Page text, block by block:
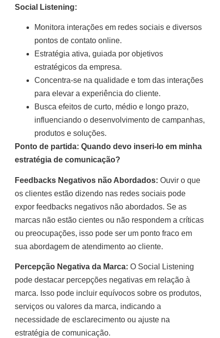
Social Listening:
Monitora interações em redes sociais e diversos
pontos de contato online.
Estratégia ativa, guiada por objetivos
estratégicos da empresa.
Concentra-se na qualidade e tom das interações
para elevar a experiência do cliente.
Busca efeitos de curto, médio e longo prazo,
influenciando o desenvolvimento de campanhas,
produtos e soluções.
Ponto de partida: Quando devo inseri-lo em minha
estratégia de comunicação?
Feedbacks Negativos não Abordados: Ouvir o que
os clientes estão dizendo nas redes sociais pode
expor feedbacks negativos não abordados. Se as
marcas não estão cientes ou não respondem a críticas
ou preocupações, isso pode ser um ponto fraco em
sua abordagem de atendimento ao cliente.
Percepção Negativa da Marca: O Social Listening
pode destacar percepções negativas em relação à
marca. Isso pode incluir equívocos sobre os produtos,
serviços ou valores da marca, indicando a
necessidade de esclarecimento ou ajuste na
estratégia de comunicação.